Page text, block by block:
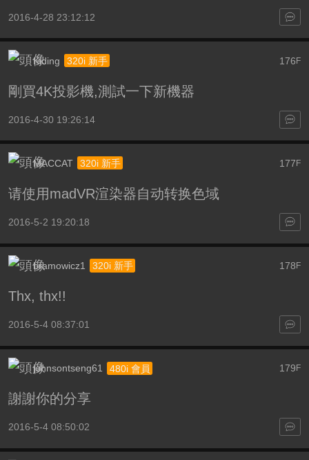
2016-4-28 23:12:12
176 F
Kiding 320i 新手
剛買4K投影機,測試一下新機器
2016-4-30 19:26:14
177 F
MACCAT 320i 新手
请使用madVR渲染器自动转换色域
2016-5-2 19:20:18
178 F
bramowicz1 320i 新手
Thx, thx!!
2016-5-4 08:37:01
179 F
johnsontseng61 480i 會員
謝謝你的分享
2016-5-4 08:50:02